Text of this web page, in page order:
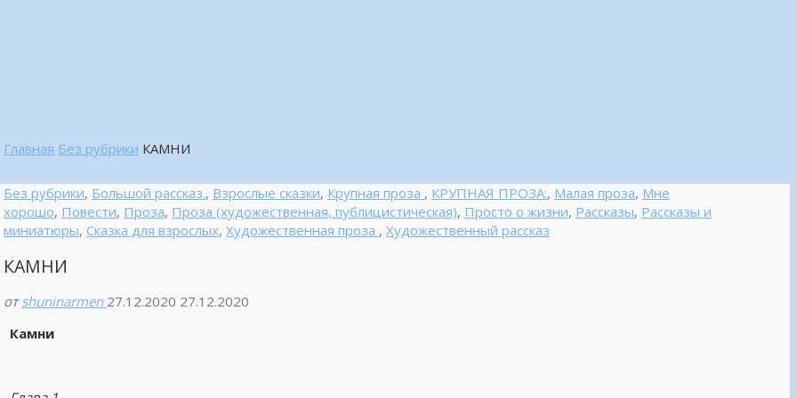
Главная Без рубрики КАМНИ
Без рубрики, Большой рассказ., Взрослые сказки, Крупная проза , КРУПНАЯ ПРОЗА:, Малая проза, Мне
хорошо, Повести, Проза, Проза (художественная, публицистическая), Просто о жизни, Рассказы, Рассказы и
миниатюры, Сказка для взрослых, Художественная проза , Художественный рассказ
КАМНИ
от shuninarmen 27.12.2020 27.12.2020
Камни